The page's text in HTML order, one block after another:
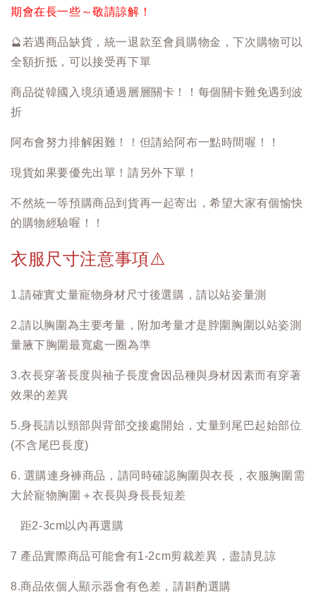
期會在長一些～敬請諒解！
🔮 若遇商品缺貨，統一退款至會員購物金，下次購物可以
全額折抵，可以接受再下單
商品從韓國入境須通過層層關卡！！每個關卡難免遇到波
折
阿布會努力排解困難！！但請給阿布一點時間喔！！
現貨如果要優先出單！請另外下單！
不然統一等預購商品到貨再一起寄出，希望大家有個愉快
的購物經驗喔！！
衣服尺寸注意事項⚠️
1.請確實丈量寵物身材尺寸後選購，請以站姿量測
2.請以胸圍為主要考量，附加考量才是脖圍胸圍以站姿測
量腋下胸圍最寬處一圈為準
3.衣長穿著長度與袖子長度會因品種與身材因素而有穿著
效果的差異
5.身長請以頸部與背部交接處開始，丈量到尾巴起始部位
(不含尾巴長度)
6. 選購連身褲商品，請同時確認胸圍與衣長，衣服胸圍需
大於寵物胸圍＋衣長與身長長短差
距2-3cm以內再選購
7 產品實際商品可能會有1-2cm剪裁差異，盡請見諒
8.商品依個人顯示器會有色差，請斟酌選購